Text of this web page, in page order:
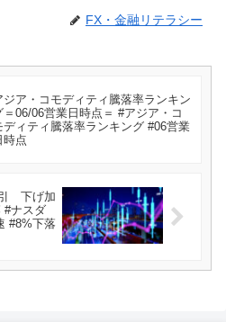
FX・金融リテラシー
ジア・コモディティ騰落率ランキン
＝06/06営業日時点＝ #アジア・コ
ディティ騰落率ランキング #06営業
時点
下げ加
#ナスダ
#8%下落